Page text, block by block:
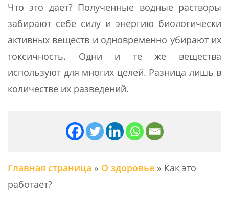
Что это дает? Полученные водные растворы
забирают себе силу и энергию биологически
активных веществ и одновременно убирают их
токсичность. Одни и те же вещества
используют для многих целей. Разница лишь в
количестве их разведений.
Главная страница » О здоровье » Как это
работает?